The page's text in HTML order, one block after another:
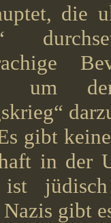
die
um
gibt
in der
ist
gibt